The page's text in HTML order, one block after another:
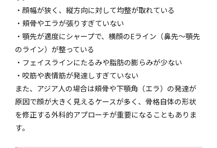
・顔幅が狭く、縦方向に対して均整が取れている
・頬骨やエラが張りすぎていない
・顎先が適度にシャープで、横顔のEライン（鼻先〜顎先
のライン）が整っている
・フェイスラインにたるみや脂肪の膨らみが少ない
・咬筋や表情筋が発達しすぎていない
また、アジア人の場合は頬骨や下顎角（エラ）の発達が
原因で顔が大きく見えるケースが多く、骨格自体の形状
を修正する外科的アプローチが重要になることもありま
す。